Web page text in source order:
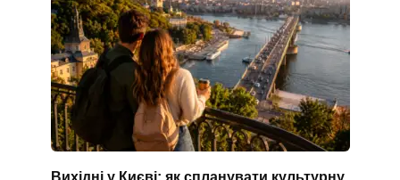
Вихідні у Києві: як спланувати культурну